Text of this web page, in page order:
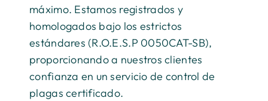
máximo. Estamos registrados y
homologados bajo los estrictos
estándares (R.O.E.S.P 0050CAT-SB),
proporcionando a nuestros clientes
confianza en un servicio de control de
plagas certificado.